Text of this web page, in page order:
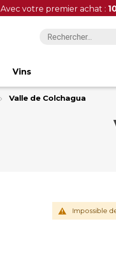
Avec votre premier achat :
Vins
Valle de Colchagua
Impossible